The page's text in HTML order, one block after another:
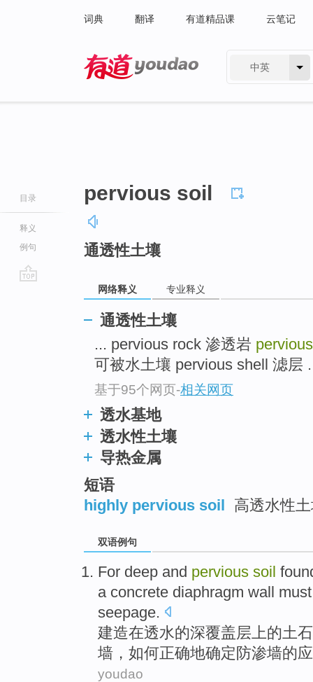
词典 翻译 有道精品课 云笔记
中英
目录
释义
例句
pervious soil
通透性土壤
网络释义 专业释义
通透性土壤
... pervious rock 渗透岩
可被水土壤 pervious shell 滤层
基于95个网页-相关网页
透水基地
透水性土壤
导热金属
短语
highly pervious soil 高透水性
双语例句
For deep and pervious soil
a concrete diaphragm wall
seepage.
建造在透水的深覆盖层上的土
墙，如何正确地确定防渗墙的
youdao